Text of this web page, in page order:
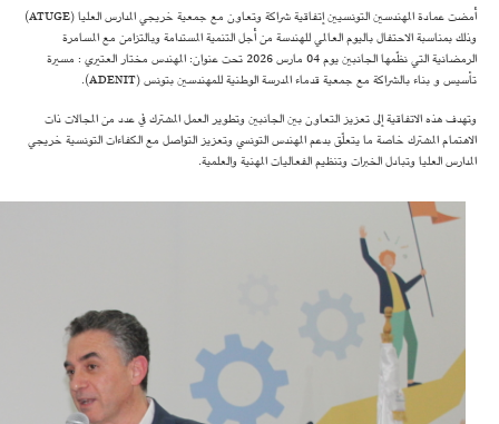
أمضت عمادة المهندسين التونسيين إتفاقية شراكة وتعاون مع جمعية خريجي المدارس العليا (ATUGE)
وذلك بمناسبة الاحتفال باليوم العالمي للهندسة من أجل التنمية المستدامة وبالتزامن مع المسامرة
الرمضانية التي نظّمها الجانبين يوم 04 مارس 2026 تحت عنوان: المهندس مختار العتيري : مسيرة
تأسيس و بناء بالشراكة مع جمعية قدماء المدرسة الوطنية للمهندسين بتونس (ADENIT).
وتهدف هذه الاتفاقية إلى تعزيز التعاون بين الجانبين وتطوير العمل المشترك في عدد من المجالات ذات
الاهتمام المشترك خاصة ما يتعلّق بدعم المهندس التونسي وتعزيز التواصل مع الكفاءات التونسية خريجي
المدارس العليا وتبادل الخبرات وتنظيم الفعاليات المهنية والعلمية.